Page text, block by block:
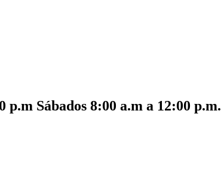
p.m Sábados 8:00 a.m a 12:00 p.m.